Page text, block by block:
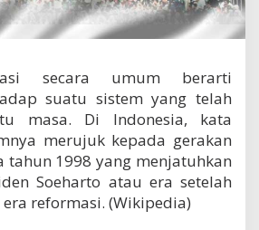
o
r
m
s
i
secara umum berarti
suatu sistem yang telah
masa. Di Indonesia, kata
merujuk kepada gerakan
tahun 1998 yang menjatuhkan
Soeharto atau era setelah
reformasi. (Wikipedia)